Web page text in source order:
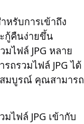
หรับการเข้าถึง
กู้คืนง่ายขึ้น
ไฟล์ JPG หลาย
ถรวมไฟล์ JPG ได้
สมบูรณ์ คุณสามารถ
ไฟล์ JPG เข้ากับ